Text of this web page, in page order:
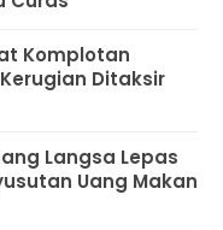
Komplotan
Ditaksir
Langsa Lepas
Uang Makan